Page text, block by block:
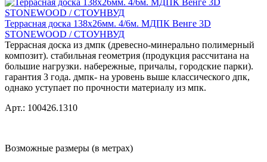
Террасная доска 138x26мм. 4/6м. МДПК Венге 3D
STONEWOOD / СТОУНВУД
Террасная доска из дмпк (древесно-минерально полимерный
композит). стабильная геометрия (продукция рассчитана на
большие нагрузки. набережные, причалы, городские парки).
гарантия 3 года. дмпк- на уровень выше классического дпк,
однако уступает по прочности материалу из мпк.
Арт.: 100426.1310
Возможные размеры (в метрах)